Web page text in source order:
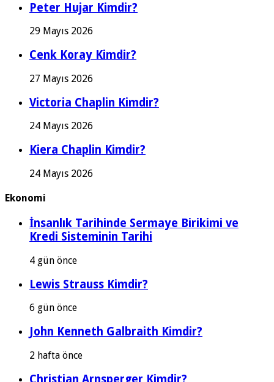
Peter Hujar Kimdir?
29 Mayıs 2026
Cenk Koray Kimdir?
27 Mayıs 2026
Victoria Chaplin Kimdir?
24 Mayıs 2026
Kiera Chaplin Kimdir?
24 Mayıs 2026
Ekonomi
İnsanlık Tarihinde Sermaye Birikimi ve
Kredi Sisteminin Tarihi
4 gün önce
Lewis Strauss Kimdir?
6 gün önce
John Kenneth Galbraith Kimdir?
2 hafta önce
Christian Arnsperger Kimdir?